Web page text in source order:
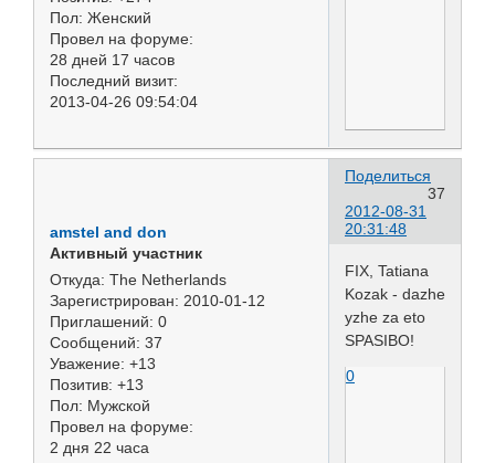
Пол: Женский
Провел на форуме:
28 дней 17 часов
Последний визит:
2013-04-26 09:54:04
Поделиться
37
2012-08-31
20:31:48
amstel and don
Активный участник
Откуда: The Netherlands
Зарегистрирован: 2010-01-12
Приглашений: 0
Сообщений: 37
Уважение: +13
Позитив: +13
Пол: Мужской
Провел на форуме:
2 дня 22 часа
FIX, Tatiana
Kozak - dazhe
yzhe za eto
SPASIBO!
0